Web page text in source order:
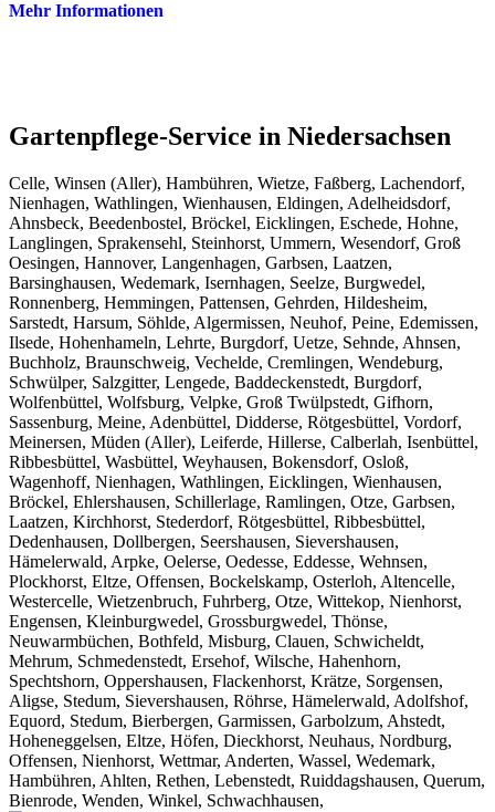
Mehr Informationen
Gartenpflege-Service in Niedersachsen
Celle, Winsen (Aller), Hambühren, Wietze, Faßberg, Lachendorf,
Nienhagen, Wathlingen, Wienhausen, Eldingen, Adelheidsdorf,
Ahnsbeck, Beedenbostel, Bröckel, Eicklingen, Eschede, Hohne,
Langlingen, Sprakensehl, Steinhorst, Ummern, Wesendorf, Groß
Oesingen, Hannover, Langenhagen, Garbsen, Laatzen,
Barsinghausen, Wedemark, Isernhagen, Seelze, Burgwedel,
Ronnenberg, Hemmingen, Pattensen, Gehrden, Hildesheim,
Sarstedt, Harsum, Söhlde, Algermissen, Neuhof, Peine, Edemissen,
Ilsede, Hohenhameln, Lehrte, Burgdorf, Uetze, Sehnde, Ahnsen,
Buchholz, Braunschweig, Vechelde, Cremlingen, Wendeburg,
Schwülper, Salzgitter, Lengede, Baddeckenstedt, Burgdorf,
Wolfenbüttel, Wolfsburg, Velpke, Groß Twülpstedt, Gifhorn,
Sassenburg, Meine, Adenbüttel, Didderse, Rötgesbüttel, Vordorf,
Meinersen, Müden (Aller), Leiferde, Hillerse, Calberlah, Isenbüttel,
Ribbesbüttel, Wasbüttel, Weyhausen, Bokensdorf, Osloß,
Wagenhoff, Nienhagen, Wathlingen, Eicklingen, Wienhausen,
Bröckel, Ehlershausen, Schillerlage, Ramlingen, Otze, Garbsen,
Laatzen, Kirchhorst, Stederdorf, Rötgesbüttel, Ribbesbüttel,
Dedenhausen, Dollbergen, Seershausen, Sievershausen,
Hämelerwald, Arpke, Oelerse, Oedesse, Eddesse, Wehnsen,
Plockhorst, Eltze, Offensen, Bockelskamp, Osterloh, Altencelle,
Westercelle, Wietzenbruch, Fuhrberg, Otze, Wittekop, Nienhorst,
Engensen, Kleinburgwedel, Grossburgwedel, Thönse,
Neuwarmbüchen, Bothfeld, Misburg, Clauen, Schwicheldt,
Mehrum, Schmedenstedt, Ersehof, Wilsche, Hahenhorn,
Spechtshorn, Oppershausen, Flackenhorst, Krätze, Sorgensen,
Aligse, Stedum, Sievershausen, Röhrse, Hämelerwald, Adolfshof,
Equord, Stedum, Bierbergen, Garmissen, Garbolzum, Ahstedt,
Hoheneggelsen, Eltze, Höfen, Dieckhorst, Neuhaus, Nordburg,
Offensen, Nienhorst, Wettmar, Anderten, Wassel, Wedemark,
Hambühren, Ahlten, Rethen, Lebenstedt, Ruiddagshausen, Querum,
Bienrode, Wenden, Winkel, Schwachhausen,